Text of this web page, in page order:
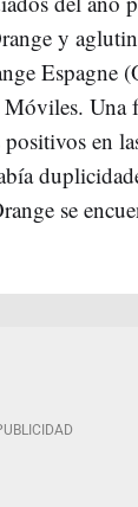
y
Espagne
Una
en
se